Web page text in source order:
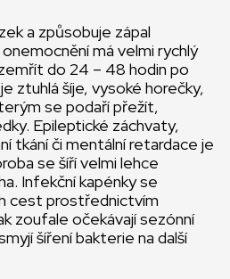
a způsobuje zápal
má velmi rychlý
do 24 – 48 hodin po
ztuhlá šíje, vysoké horečky,
se podaří přežít,
Epileptické záchvaty,
tkání či mentální retardace je
se šíří velmi lehce
Infekční kapénky se
cest prostřednictvím
zoufale očekávají sezónní
šíření bakterie na další